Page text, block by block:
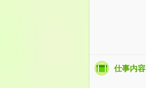
仕事内容